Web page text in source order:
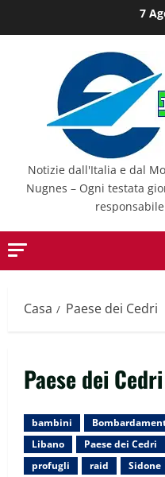
al
7
Notizie dall'Italia e dal
Nugnes – Ogni testata
Casa Paese dei Cedri
Paese dei Cedri
bambini
Libano
Paese dei Cedri
profugli
raid Sidone